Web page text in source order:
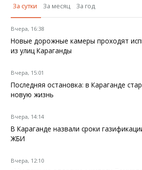
За сутки
За месяц За год
Вчера, 16:38
Новые дорожные камеры проходят
из улиц Караганды
Вчера, 15:01
Последняя остановка: в Караганде
новую жизнь
Вчера, 14:14
В Караганде назвали сроки
ЖБИ
Вчера, 12:10